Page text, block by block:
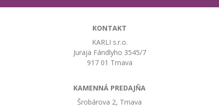
KONTAKT
KARLI s.r.o.
Juraja Fándlyho 3545/7
917 01 Trnava
KAMENNÁ PREDAJŇA
Šrobárova 2, Trnava